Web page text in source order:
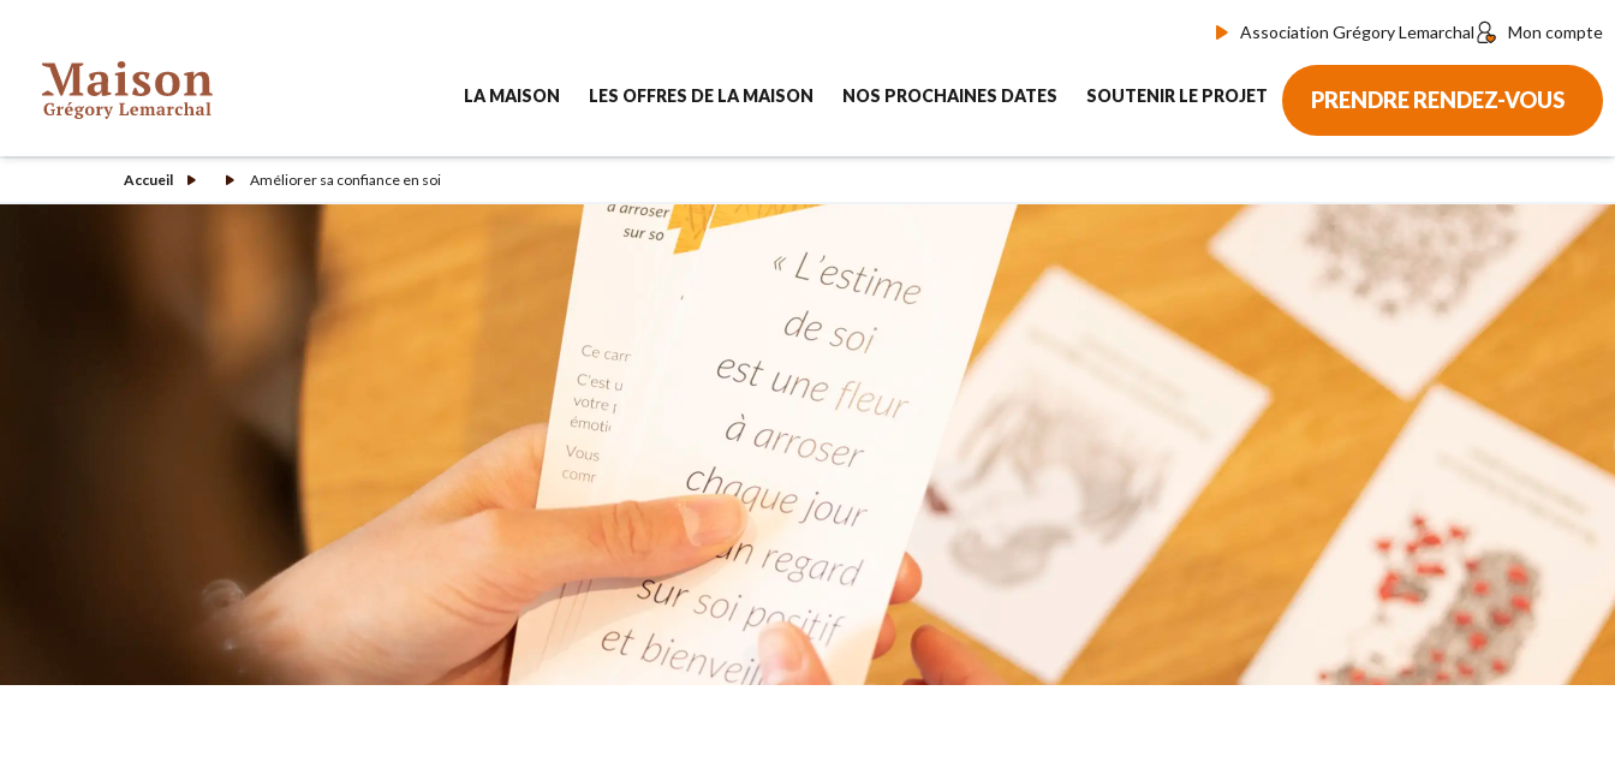
Association Grégory Lemarchal Mon compte
LA MAISON
Pourquoi cette Maison ?
À quoi ressemble la Maison ?
L'équipe de la Maison
Contactez-nous
LES OFFRES DE LA MAISON
[New] Semaine Sport & Nutrition - 5 jours
Semaine Confiance & Émotions - 5 jours
Semaine Image de soi - 5 jours
Ateliers Créa'libre - 2 heures en ligne
----------------------------
Accompagnement individuel vie Pro
----------------------------
Nos accompagnements sur-mesure
NOS PROCHAINES DATES SOUTENIR LE PROJET PRENDRE RENDEZ-VOUS
Accueil Améliorer sa confiance en soi